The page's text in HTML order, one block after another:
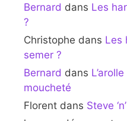
Bernard dans Les
?
Christophe dans Les
semer ?
Bernard dans
moucheté
Florent dans Steve